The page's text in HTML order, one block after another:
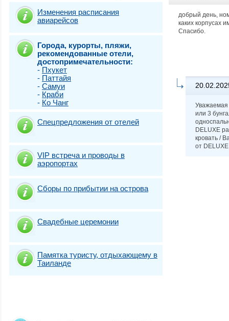
Изменения расписания
авиарейсов
Города, курорты, пляжи,
рекомендованные отели,
достопримечательности:
- Пхукет
- Паттайя
- Самуи
- Краби
- Ко Чанг
Спецпредложения от отелей
VIP встреча и проводы в
аэропортах
Сборы по прибытии на острова
Свадебные церемонии
Памятка туристу, отдыхающему в
Таиланде
о.Самуи
о.Чанг
добрый день,
каких корпусах
Спасибо.
Уважаемая
или 3
DELUXE
кровать /
от